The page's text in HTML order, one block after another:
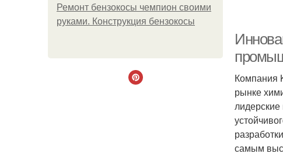
Ремонт бензокосы чемпион своими
руками. Конструкция бензокосы
Компания
рынке
самым